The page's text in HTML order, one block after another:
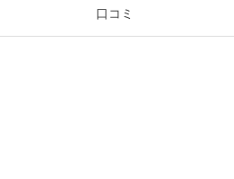
口コミ